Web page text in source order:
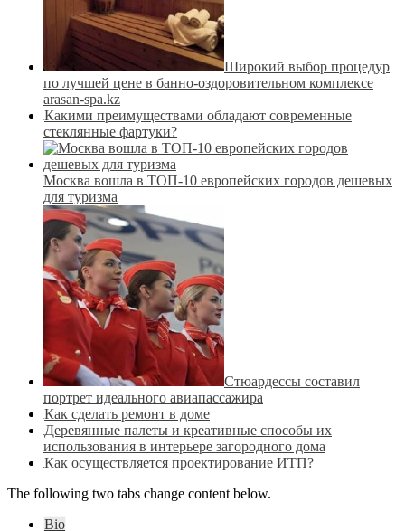
Широкий выбор процедур
по лучшей цене в банно-оздоровительном комплексе
arasan-spa.kz
Какими преимуществами обладают современные
стеклянные фартуки?
Москва вошла в ТОП-10 европейских городов дешевых
для туризма
Стюардессы составил
портрет идеального авиапассажира
Как сделать ремонт в доме
Деревянные палеты и креативные способы их
использования в интерьере загородного дома
Как осуществляется проектирование ИТП?
The following two tabs change content below.
Bio